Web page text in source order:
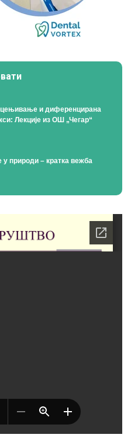
и диференцирана
Лекције из ОШ „Чегар“
природи – кратка вежба